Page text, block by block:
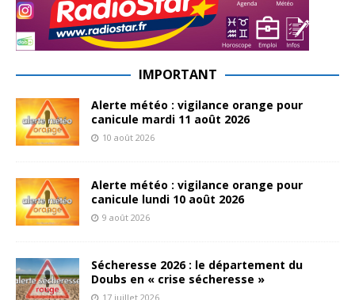
IMPORTANT
Alerte météo : vigilance orange pour
canicule mardi 11 août 2026
10 août 2026
Alerte météo : vigilance orange pour
canicule lundi 10 août 2026
9 août 2026
Sécheresse 2026 : le département du
Doubs en « crise sécheresse »
17 juillet 2026